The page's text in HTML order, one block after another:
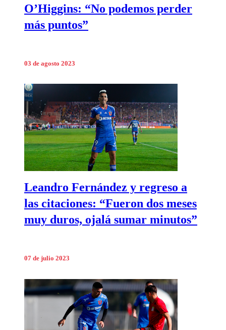
O’Higgins: “No podemos perder
más puntos”
03 de agosto 2023
Leandro Fernández y regreso a
las citaciones: “Fueron dos meses
muy duros, ojalá sumar minutos”
07 de julio 2023